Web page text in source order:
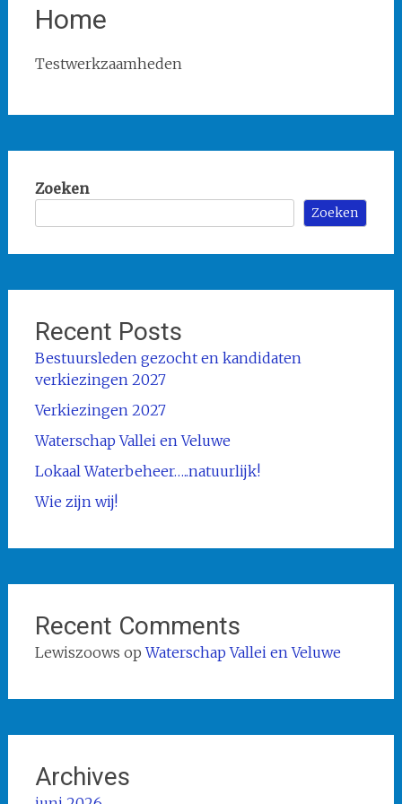
Home
Testwerkzaamheden
Zoeken
Zoeken
Recent Posts
Bestuursleden gezocht en kandidaten
verkiezingen 2027
Verkiezingen 2027
Waterschap Vallei en Veluwe
Lokaal Waterbeheer…..natuurlijk!
Wie zijn wij!
Recent Comments
Lewiszoows opWaterschap Vallei en Veluwe
Archives